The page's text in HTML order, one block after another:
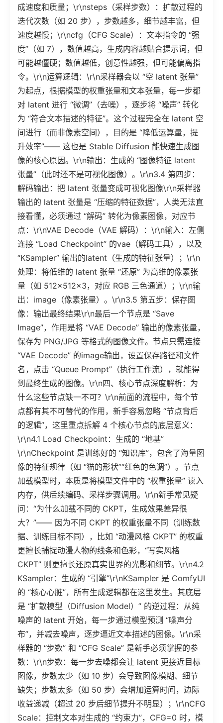
成速度和质量；\r\nsteps（采样步数）：扩散过程的
迭代次数（如 20 步），步数越多，细节越丰富，但
速度越慢；\r\ncfg（CFG Scale）：文本指令的 “强
度”（如 7），数值越高，生成内容越贴合提示词，但
可能越僵硬；数值越低，创意性越强，但可能偏离指
令。\r\n运算逻辑：\r\n采样器会以 “空 latent 张量”
为起点，根据模型的权重张量和文本张量，每一步都
对 latent 进行 “微调”（去噪），逐步将 “噪声” 转化
为 “符合文本描述的特征”。这个过程完全在 latent 空
间进行（而非像素空间），目的是 “降低运算量，提
升效率”—— 这也是 Stable Diffusion 能快速生成图
像的核心原因。\r\n输出：生成的 “图像特征 latent
张量”（此时还不是可视化图像）。\r\n3.4 第四步：
解码输出：把 latent 张量变成可视化图像\r\n采样器
输出的 latent 张量是 “压缩的特征数据”，人类无法直
接看懂，必须通过 “解码” 转化为像素图像，对应节
点：\r\nVAE Decode（VAE 解码）：\r\n输入：左侧
连接 “Load Checkpoint” 的vae（解码工具），以及
“KSampler” 输出的latent（生成的特征张量）；\r\n
处理：将低维的 latent 张量 “还原” 为高维的像素张
量（如 512×512×3，对应 RGB 三色通道）；\r\n输
出：image（像素张量）。\r\n3.5 第五步：保存图
像：输出最终结果\r\n最后一个节点是 “Save
Image”，作用是将 “VAE Decode” 输出的像素张量，
保存为 PNG/JPG 等格式的图像文件。节点只需连接
“VAE Decode” 的image输出，设置保存路径和文件
名，点击 “Queue Prompt”（执行工作流），就能得
到最终生成的图像。\r\n四、核心节点深度解析：为
什么这些节点缺一不可？\r\n前面的流程中，每个节
点都有其不可替代的作用，新手容易忽略 “节点背后
的逻辑”，这里重点拆解 4 个核心节点的底层意义：
\r\n4.1 Load Checkpoint：生成的 “地基”
\r\nCheckpoint 是训练好的 “知识库”，包含了海量图
像的特征规律（如 “猫的形状”“红色的色调”）。节点
加载模型时，本质是将模型文件中的 “权重张量” 读入
内存，供后续编码、采样步骤调用。\r\n新手常见疑
问：“为什么加载不同的 CKPT，生成效果差异很
大？”—— 因为不同 CKPT 的权重张量不同（训练数
据、训练目标不同），比如 “动漫风格 CKPT” 的权重
更擅长捕捉动漫人物的线条和色彩，“写实风格
CKPT” 则更擅长还原真实世界的光影和细节。\r\n4.2
KSampler：生成的 “引擎”\r\nKSampler 是 ComfyUI
的 “核心心脏”，所有生成逻辑都在这里发生。其底层
是 “扩散模型（Diffusion Model）” 的逆过程：从纯
噪声的 latent 开始，每一步通过模型预测 “噪声分
布”，并减去噪声，逐步逼近文本描述的图像。\r\n采
样器的 “步数” 和 “CFG Scale” 是新手必须掌握的参
数：\r\n步数：每一步去噪都会让 latent 更接近目标
图像，步数太少（如 10 步）会导致图像模糊、细节
缺失；步数太多（如 50 步）会增加运算时间，边际
收益递减（超过 20 步后细节提升不明显）；\r\nCFG
Scale：控制文本对生成的 “约束力”，CFG=0 时，模